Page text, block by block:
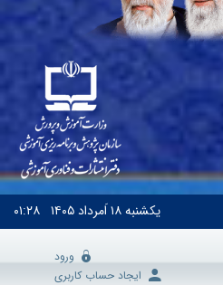
یکشنبه۱۸ اَمرداد ۱۴۰۵ ۰۱:۲۸
ورود
ایجاد حساب کاربری